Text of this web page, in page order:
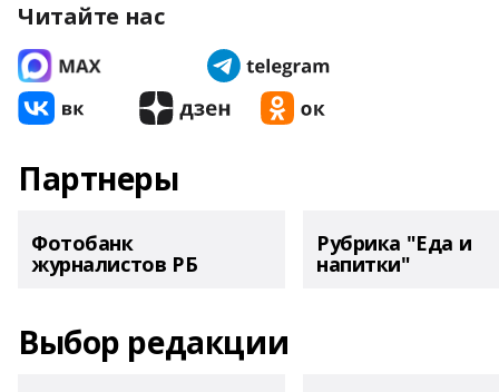
Читайте нас
Партнеры
Фотобанк
журналистов РБ
Рубрика "Еда и
напитки"
Выбор редакции